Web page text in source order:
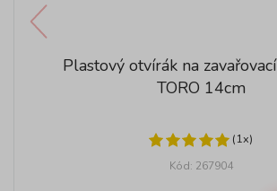
Plastový otvírák na
TORO 14cm
(1x)
Kód: 267904